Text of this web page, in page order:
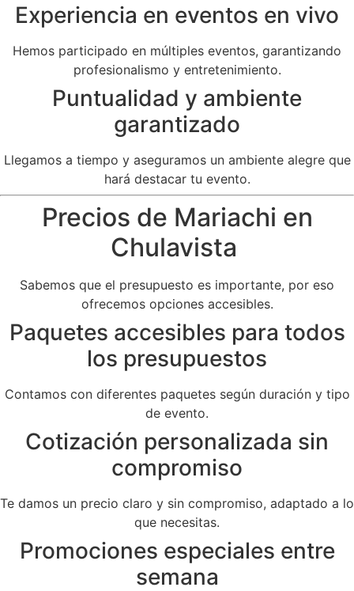
Experiencia en eventos en vivo
Hemos participado en múltiples eventos, garantizando
profesionalismo y entretenimiento.
Puntualidad y ambiente
garantizado
Llegamos a tiempo y aseguramos un ambiente alegre que
hará destacar tu evento.
Precios de Mariachi en
Chulavista
Sabemos que el presupuesto es importante, por eso
ofrecemos opciones accesibles.
Paquetes accesibles para todos
los presupuestos
Contamos con diferentes paquetes según duración y tipo
de evento.
Cotización personalizada sin
compromiso
Te damos un precio claro y sin compromiso, adaptado a lo
que necesitas.
Promociones especiales entre
semana